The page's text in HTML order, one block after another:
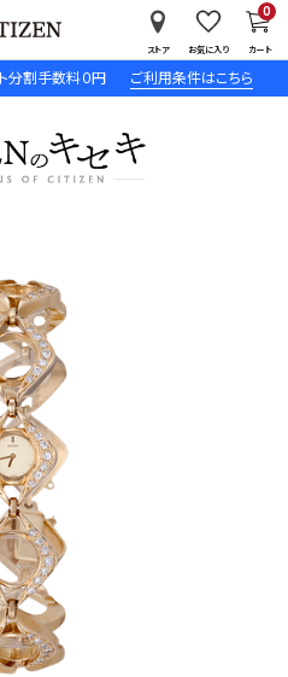
分割手数料０円 ご利用条件はこちら
ストア お気に入り カート
0